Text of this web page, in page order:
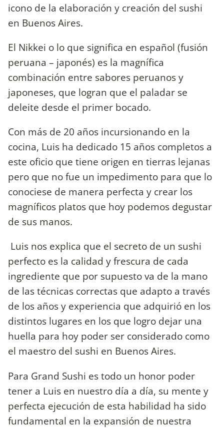
icono de la elaboración y creación del sushi
en Buenos Aires.
El Nikkei o lo que significa en español (fusión
peruana – japonés) es la magnífica
combinación entre sabores peruanos y
japoneses, que logran que el paladar se
deleite desde el primer bocado.
Con más de 20 años incursionando en la
cocina, Luis ha dedicado 15 años completos a
este oficio que tiene origen en tierras lejanas
pero que no fue un impedimento para que lo
conociese de manera perfecta y crear los
magníficos platos que hoy podemos degustar
de sus manos.
Luis nos explica que el secreto de un sushi
perfecto es la calidad y frescura de cada
ingrediente que por supuesto va de la mano
de las técnicas correctas que adapto a través
de los años y experiencia que adquirió en los
distintos lugares en los que logro dejar una
huella para hoy poder ser considerado como
el maestro del sushi en Buenos Aires.
Para Grand Sushi es todo un honor poder
tener a Luis en nuestro día a día, su mente y
perfecta ejecución de esta habilidad ha sido
fundamental en la expansión de nuestra